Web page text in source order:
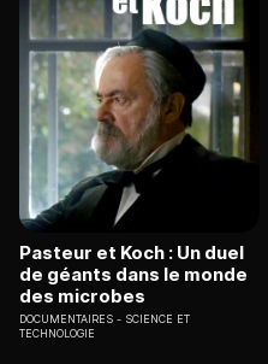
Pasteur et Koch : Un duel
de géants dans le monde
des microbes
DOCUMENTAIRES
SCIENCE ET
TECHNOLOGIE